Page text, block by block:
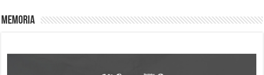
Memoria